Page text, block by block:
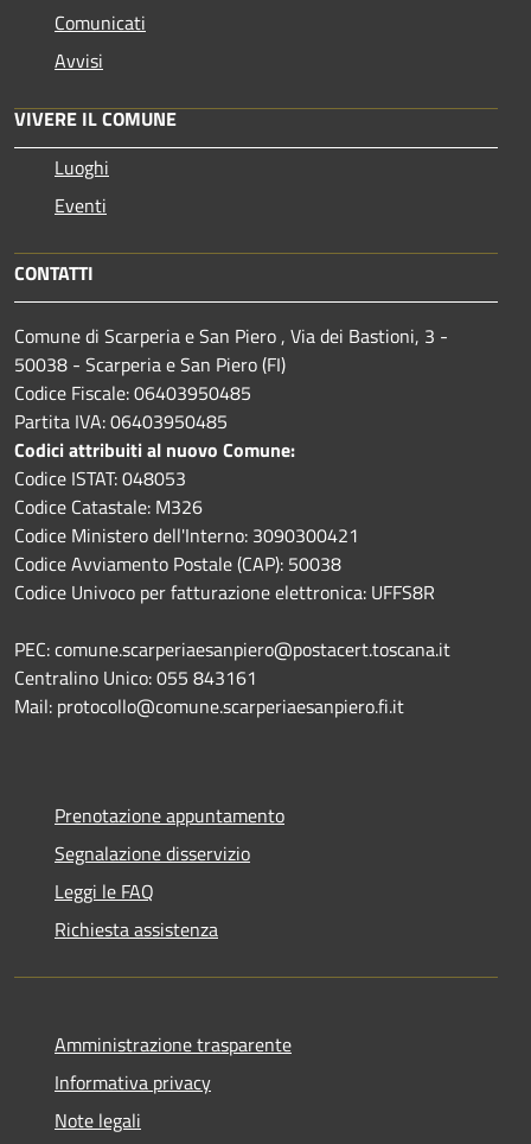
Comunicati
Avvisi
VIVERE IL COMUNE
Luoghi
Eventi
CONTATTI
Comune di Scarperia e San Piero , Via dei Bastioni, 3 -
50038 - Scarperia e San Piero (FI)
Codice Fiscale: 06403950485
Partita IVA: 06403950485
Codici attribuiti al nuovo Comune:
Codice ISTAT: 048053
Codice Catastale: M326
Codice Ministero dell'Interno: 3090300421
Codice Avviamento Postale (CAP): 50038
Codice Univoco per fatturazione elettronica: UFFS8R
PEC: comune.scarperiaesanpiero@postacert.toscana.it
Centralino Unico: 055 843161
Mail: protocollo@comune.scarperiaesanpiero.fi.it
Prenotazione appuntamento
Segnalazione disservizio
Leggi le FAQ
Richiesta assistenza
Amministrazione trasparente
Informativa privacy
Note legali